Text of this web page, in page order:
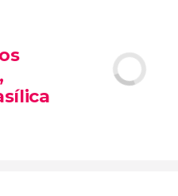
York VIP
Brooklyn, el Bronx y